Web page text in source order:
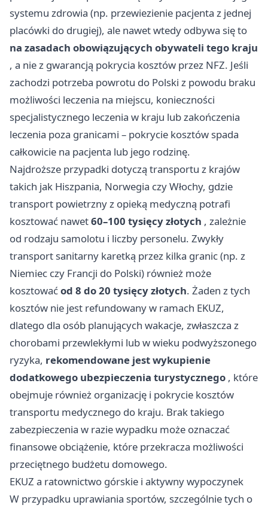
systemu zdrowia (np. przewiezienie pacjenta z jednej
placówki do drugiej), ale nawet wtedy odbywa się to
na zasadach obowiązujących obywateli tego kraju
, a nie z gwarancją pokrycia kosztów przez NFZ. Jeśli
zachodzi potrzeba powrotu do Polski z powodu braku
możliwości leczenia na miejscu, konieczności
specjalistycznego leczenia w kraju lub zakończenia
leczenia poza granicami – pokrycie kosztów spada
całkowicie na pacjenta lub jego rodzinę.
Najdroższe przypadki dotyczą transportu z krajów
takich jak Hiszpania, Norwegia czy Włochy, gdzie
transport powietrzny z opieką medyczną potrafi
kosztować nawet60–100 tysięcy złotych , zależnie
od rodzaju samolotu i liczby personelu. Zwykły
transport sanitarny karetką przez kilka granic (np. z
Niemiec czy Francji do Polski) również może
kosztowaćod 8 do 20 tysięcy złotych. Żaden z tych
kosztów nie jest refundowany w ramach EKUZ,
dlatego dla osób planujących wakacje, zwłaszcza z
chorobami przewlekłymi lub w wieku podwyższonego
ryzyka, rekomendowane jest wykupienie
dodatkowego ubezpieczenia turystycznego , które
obejmuje również organizację i pokrycie kosztów
transportu medycznego do kraju. Brak takiego
zabezpieczenia w razie wypadku może oznaczać
finansowe obciążenie, które przekracza możliwości
przeciętnego budżetu domowego.
EKUZ a ratownictwo górskie i aktywny wypoczynek
W przypadku uprawiania sportów, szczególnie tych o